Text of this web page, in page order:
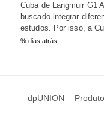
Cuba de Langmuir G1
buscado integrar
estudos. Por isso, a
% dias atrás
dpUNION